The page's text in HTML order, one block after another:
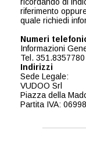
ricordando di
riferimento
quale richiedi
Numeri
Informazioni
Tel.
Indirizzi
Sede Legale:
VUDOO Srl
Piazza della
Partita IVA: